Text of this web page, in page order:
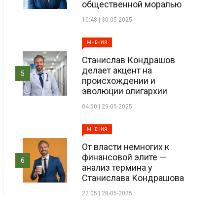
общественной моралью
10:48 | 30-05-2025
МНЕНИЯ
Станислав Кондрашов
делает акцент на
происхождении и
эволюции олигархии
04:50 | 29-05-2025
5
МНЕНИЯ
От власти немногих к
финансовой элите —
анализ термина у
Станислава Кондрашова
22:05 | 28-05-2025
6